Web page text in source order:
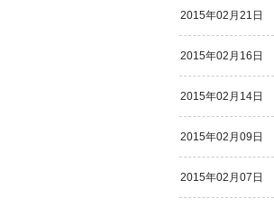
2015年02月21日
2015年02月16日
2015年02月14日
2015年02月09日
2015年02月07日